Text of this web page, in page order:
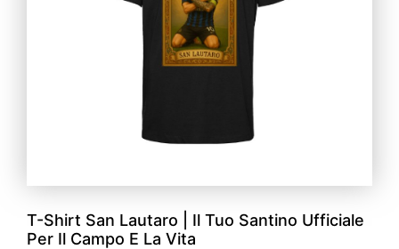
T-Shirt San Lautaro | Il Tuo Santino Ufficiale
Per Il Campo E La Vita